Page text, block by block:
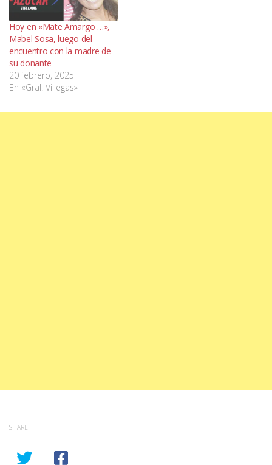
Hoy en «Mate Amargo …»,
Mabel Sosa, luego del
encuentro con la madre de
su donante
20 febrero, 2025
En «Gral. Villegas»
SHARE